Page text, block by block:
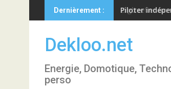
to
content
Dernièrement : Piloter
Dekloo.net
Energie, Domotique,
perso